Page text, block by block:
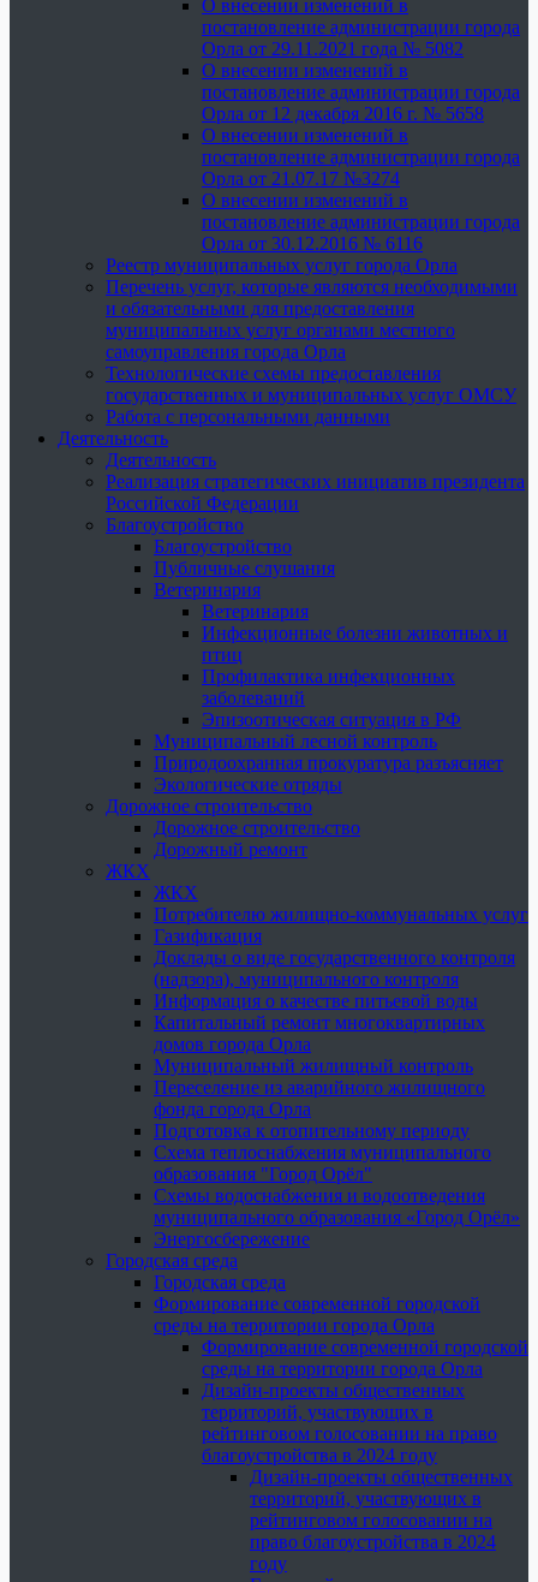
О внесении изменений в
постановление администрации города
Орла от 29.11.2021 года № 5082
О внесении изменений в
постановление администрации города
Орла от 12 декабря 2016 г. № 5658
О внесении изменений в
постановление администрации города
Орла от 21.07.17 №3274
О внесении изменений в
постановление администрации города
Орла от 30.12.2016 № 6116
Реестр муниципальных услуг города Орла
Перечень услуг, которые являются необходимыми
и обязательными для предоставления
муниципальных услуг органами местного
самоуправления города Орла
Технологические схемы предоставления
государственных и муниципальных услуг ОМСУ
Работа с персональными данными
Деятельность
Деятельность
Реализация стратегических инициатив президента
Российской Федерации
Благоустройство
Благоустройство
Публичные слушания
Ветеринария
Ветеринария
Инфекционные болезни животных и
птиц
Профилактика инфекционных
заболеваний
Эпизоотическая ситуация в РФ
Муниципальный лесной контроль
Природоохранная прокуратура разъясняет
Экологические отряды
Дорожное строительство
Дорожное строительство
Дорожный ремонт
ЖКХ
ЖКХ
Потребителю жилищно-коммунальных услуг
Газификация
Доклады о виде государственного контроля
(надзора), муниципального контроля
Информация о качестве питьевой воды
Капитальный ремонт многоквартирных
домов города Орла
Муниципальный жилищный контроль
Переселение из аварийного жилищного
фонда города Орла
Подготовка к отопительному периоду
Схема теплоснабжения муниципального
образования "Город Орёл"
Схемы водоснабжения и водоотведения
муниципального образования «Город Орёл»
Энергосбережение
Городская среда
Городская среда
Формирование современной городской
среды на территории города Орла
Формирование современной городской
среды на территории города Орла
Дизайн-проекты общественных
территорий, участвующих в
рейтинговом голосовании на право
благоустройства в 2024 году
Дизайн-проекты общественных
территорий, участвующих в
рейтинговом голосовании на
право благоустройства в 2024
году